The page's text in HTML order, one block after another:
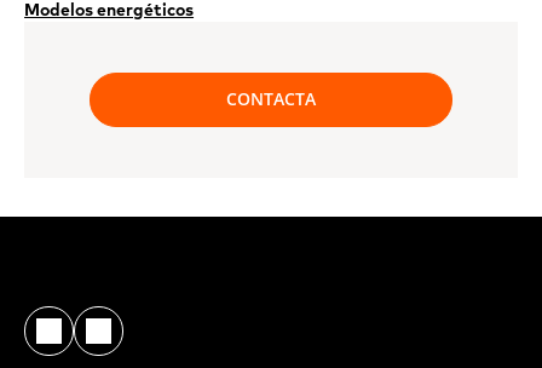
Modelos energéticos
CONTACTA